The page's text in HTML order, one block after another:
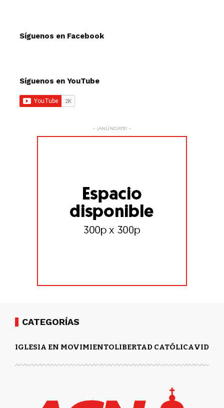
Síguenos en Facebook
Síguenos en YouTube
- ¡ANÚNCIATE! -
CATEGORÍAS
IGLESIA EN MOVIMIENTOLIBERTAD CATÓLICAVIDA